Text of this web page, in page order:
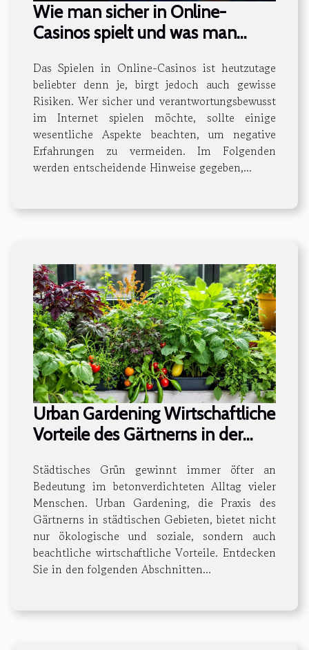
Wie man sicher in Online-
Casinos spielt und was man
Das Spielen in Online-Casinos ist heutzutage
beliebter denn je, birgt jedoch auch gewisse
Risiken. Wer sicher und verantwortungsbewusst
im Internet spielen möchte, sollte einige
wesentliche Aspekte beachten, um negative
Erfahrungen zu vermeiden. Im Folgenden
werden entscheidende Hinweise gegeben,...
Urban Gardening Wirtschaftliche
Vorteile des Gärtnerns in der
Städtisches Grün gewinnt immer öfter an
Bedeutung im betonverdichteten Alltag vieler
Menschen. Urban Gardening, die Praxis des
Gärtnerns in städtischen Gebieten, bietet nicht
nur ökologische und soziale, sondern auch
beachtliche wirtschaftliche Vorteile. Entdecken
Sie in den folgenden Abschnitten...